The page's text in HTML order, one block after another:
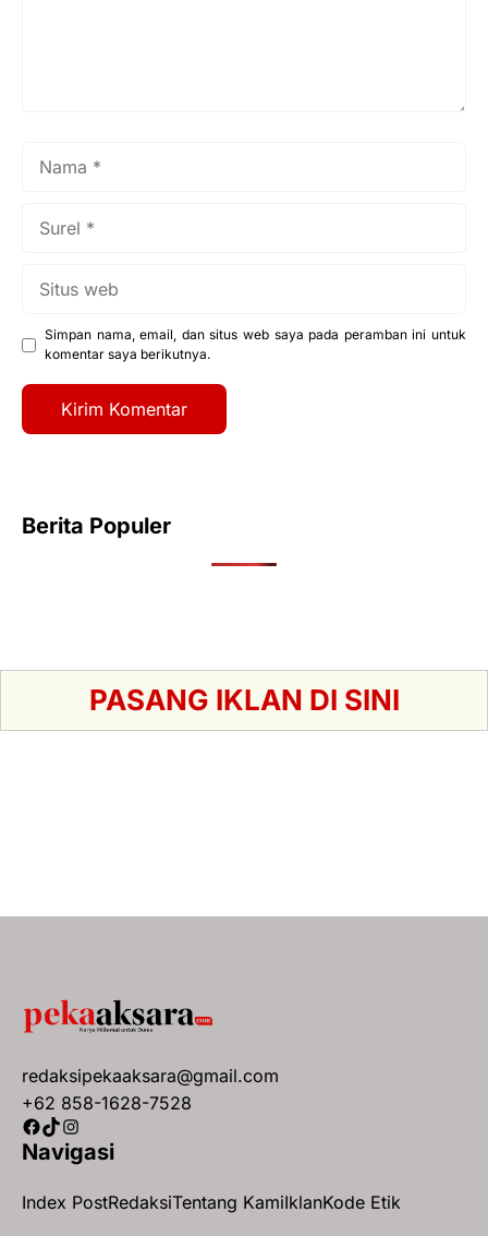
Simpan nama, email, dan situs web saya pada peramban ini untuk
komentar saya berikutnya.
Berita Populer
PASANG IKLAN DI SINI
redaksipekaaksara@gmail.com
+62 858-1628-7528
Facebook
TikTok
Instagram
Navigasi
Index PostRedaksiTentang KamiIklanKode Etik